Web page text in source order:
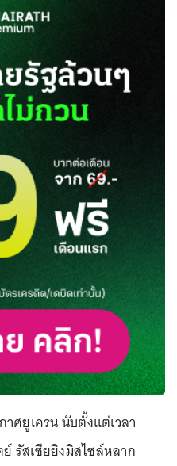
ศยูเครน นับตั้งแต่เวลา
รัสเซียยิงมิสไซล์หลาก